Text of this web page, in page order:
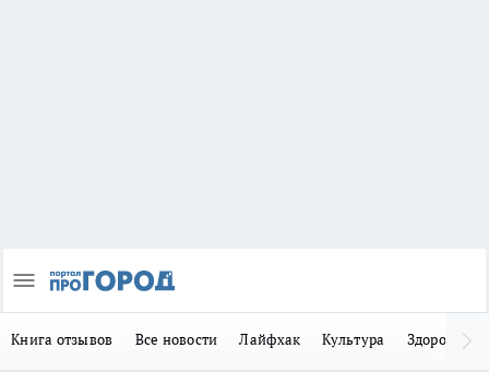
Книга отзывов Все новости Лайфхак Культура Здоровье